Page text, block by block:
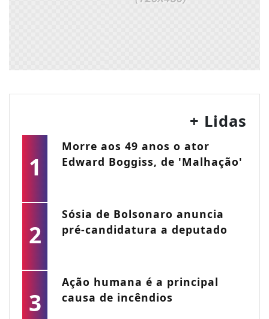
+ Lidas
1
Morre aos 49 anos o ator
Edward Boggiss, de 'Malhação'
2
Sósia de Bolsonaro anuncia
pré-candidatura a deputado
3
Ação humana é a principal
causa de incêndios